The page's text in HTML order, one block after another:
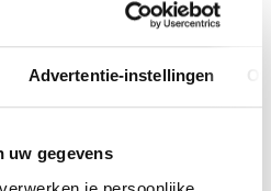
Advertentie-instellingen
uw gegevens
we bijeenkomsten
de komende cao. We
en alles op een
welke onderwerpen
Je hebt twee weken de